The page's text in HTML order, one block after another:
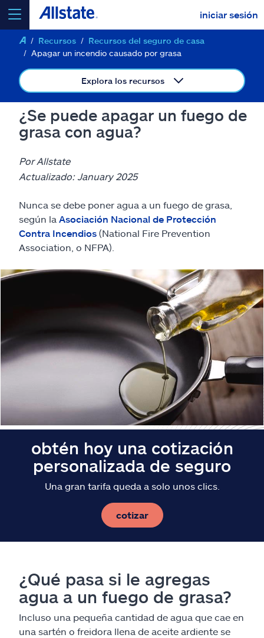
iniciar sesión
seleccionar un producto paracotizar
Select a Product
ir
Seguros y más
Recursos
Explore Allstate
Recursos
Recursos del seguro de casa
Apagar un incendio causado por grasa
Explora los recursos
¿Se puede apagar un fuego de
grasa con agua?
Por Allstate
Actualizado: January 2025
Nunca se debe poner agua a un fuego de grasa,
según la Asociación Nacional de Protección
Contra Incendios (National Fire Prevention
Association, o NFPA).
obtén hoy una cotización
personalizada de seguro
Una gran tarifa queda a solo unos clics.
cotizar
¿Qué pasa si le agregas
agua a un fuego de grasa?
Incluso una pequeña cantidad de agua que cae en
una sartén o freidora llena de aceite ardiente se